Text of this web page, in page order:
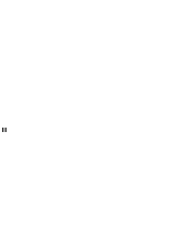
"